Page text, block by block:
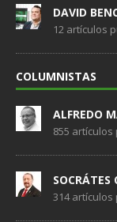
DAVID
12 artículos
COLUMNISTAS
ALFREDO
855
SOCRÁTES
314 artículos